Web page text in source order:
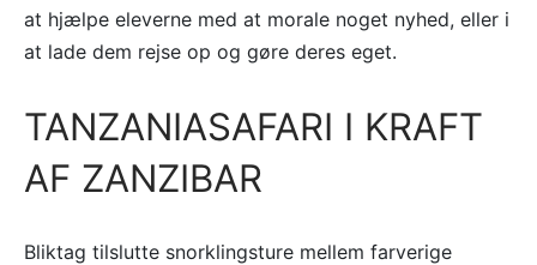
at hjælpe eleverne med at morale noget nyhed, eller i
at lade dem rejse op og gøre deres eget.
TANZANIASAFARI I KRAFT
AF ZANZIBAR
Bliktag tilslutte snorklingsture mellem farverige